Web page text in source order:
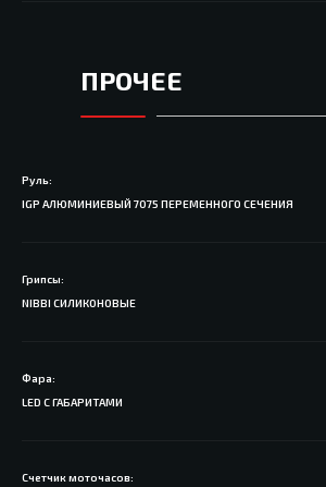
ПРОЧЕЕ
Руль:
IGP АЛЮМИНИЕВЫЙ 7075 ПЕРЕМЕННОГО СЕЧЕНИЯ
Грипсы:
NIBBI СИЛИКОНОВЫЕ
Фара:
LED С ГАБАРИТАМИ
Счетчик моточасов: